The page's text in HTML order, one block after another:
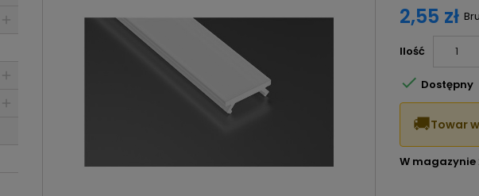
2,55 zł
Ilość
 Dostępny
🚚Towar
W magazynie